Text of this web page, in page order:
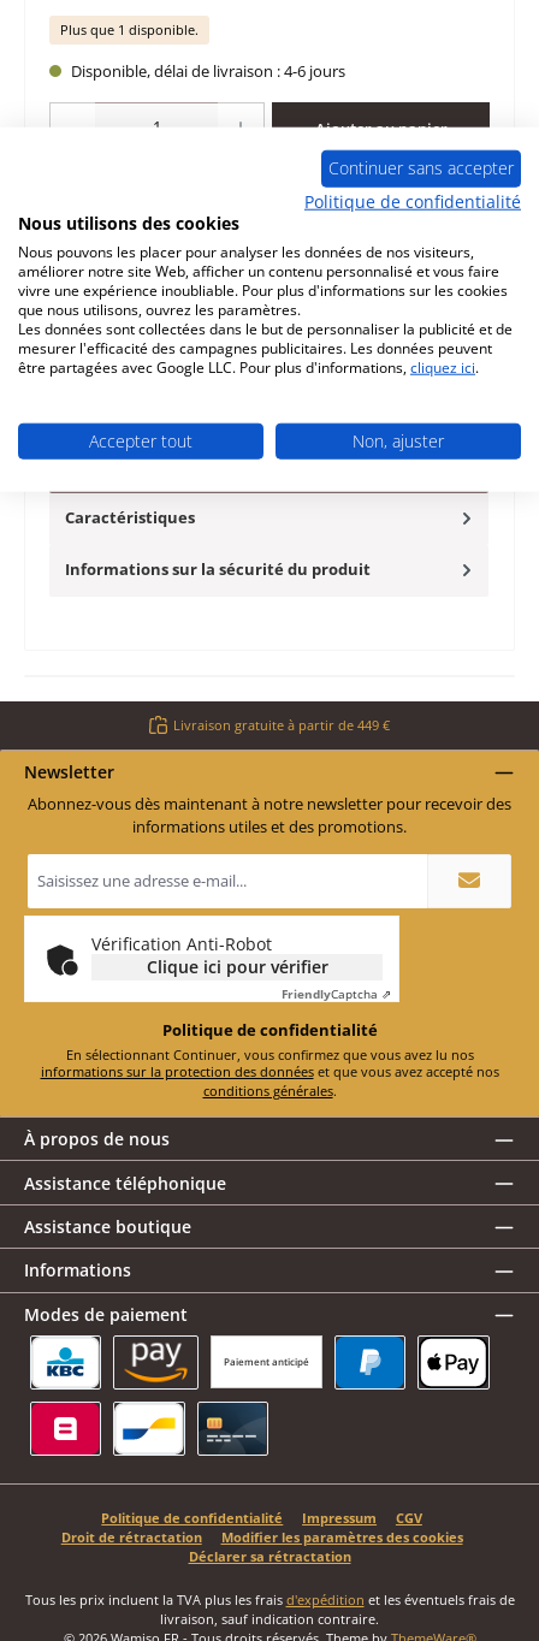
Plus que 1 disponible.
Disponible, délai de livraison : 4-6 jours
Ajouter au panier
Question sur le produit
d‘origine moteur de vis sans fin pour le poêle à granulés
Justus Sirkos Aqua Justus Sirkos Aqua moteur de vis sans
fin donn…Plus
Caractéristiques
Informations sur la sécurité du produit
Livraison gratuite à partir de 449 €
Newsletter
Abonnez-vous dès maintenant à notre newsletter pour recevoir des
informations utiles et des promotions.
e-
*
Vérification Anti-Robot
Clique ici pour vérifier
FriendlyCaptcha ⇗
Politique de confidentialité
En sélectionnant Continuer, vous confirmez que vous avez lu nos
informations sur la protection des données
et que vous avez accepté nos
conditions générales.
À propos de nous
Assistance téléphonique
Assistance boutique
Informations
Modes de paiement
Paiement anticipé
KBC/CBC Payment Button
Amazon Pay
Politique de confidentialité Impressum
CGV
Droit de rétractation
Modifier les paramètres des cookies
Déclarer sa rétractation
Tous les prix incluent la TVA plus les frais d'expédition et les éventuels frais de
livraison, sauf indication contraire.
Continuer sans accepter
Politique de confidentialité
Nous utilisons des cookies
Nous pouvons les placer pour analyser les données de nos visiteurs,
améliorer notre site Web, afficher un contenu personnalisé et vous faire
vivre une expérience inoubliable. Pour plus d'informations sur les cookies
que nous utilisons, ouvrez les paramètres.
Les données sont collectées dans le but de personnaliser la publicité et de
mesurer l'efficacité des campagnes publicitaires. Les données peuvent
être partagées avec Google LLC. Pour plus d'informations, cliquez ici.
Accepter tout Non, ajuster